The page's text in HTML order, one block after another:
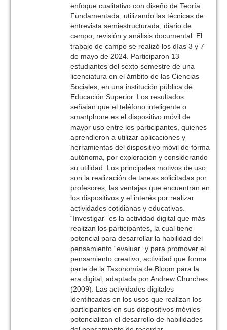
enfoque cualitativo con diseño de Teoría
Fundamentada, utilizando las técnicas de
entrevista semiestructurada, diario de
campo, revisión y análisis documental. El
trabajo de campo se realizó los días 3 y 7
de mayo de 2024. Participaron 13
estudiantes del sexto semestre de una
licenciatura en el ámbito de las Ciencias
Sociales, en una institución pública de
Educación Superior. Los resultados
señalan que el teléfono inteligente o
smartphone es el dispositivo móvil de
mayor uso entre los participantes, quienes
aprendieron a utilizar aplicaciones y
herramientas del dispositivo móvil de forma
autónoma, por exploración y considerando
su utilidad. Los principales motivos de uso
son la realización de tareas solicitadas por
profesores, las ventajas que encuentran en
los dispositivos y el interés por realizar
actividades cotidianas y educativas.
“Investigar” es la actividad digital que más
realizan los participantes, la cual tiene
potencial para desarrollar la habilidad del
pensamiento “evaluar” y para promover el
pensamiento creativo, actividad que forma
parte de la Taxonomía de Bloom para la
era digital, adaptada por Andrew Churches
(2009). Las actividades digitales
identificadas en los usos que realizan los
participantes en sus dispositivos móviles
potencializan el desarrollo de habilidades